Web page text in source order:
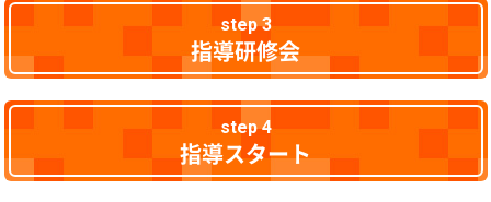
step 3
指導研修会
step 4
指導スタート